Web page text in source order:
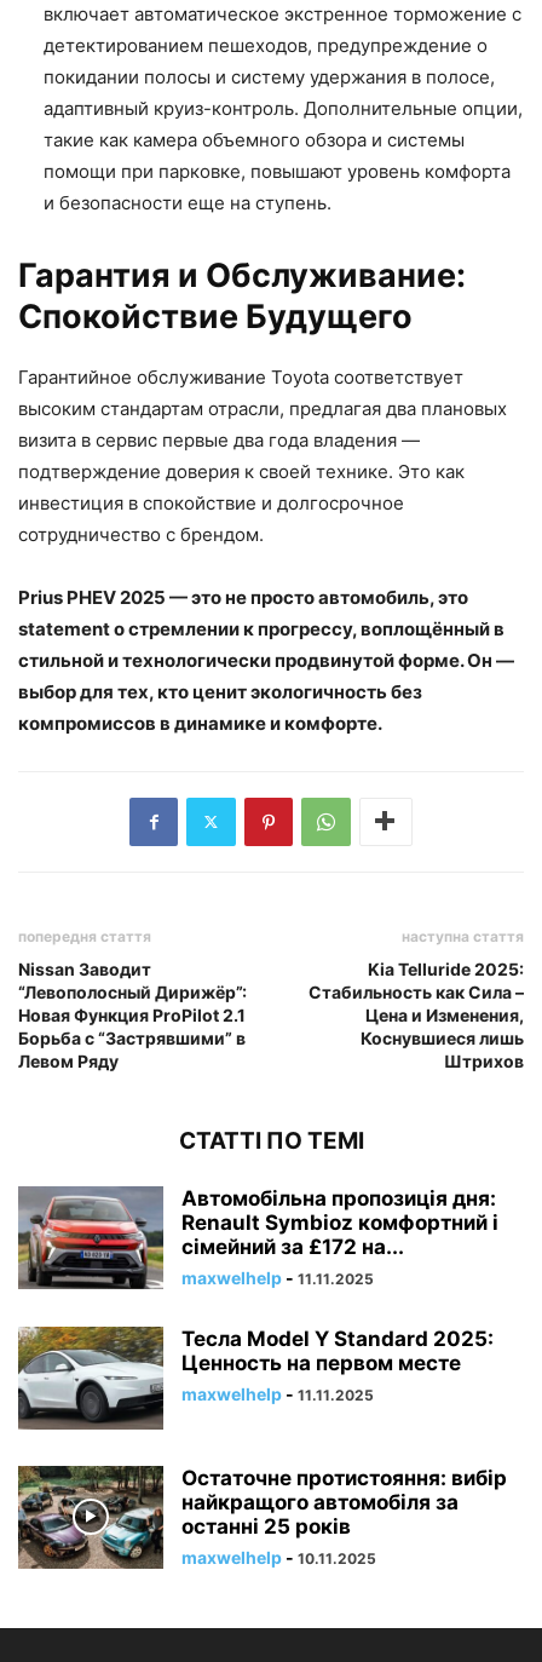
включает автоматическое экстренное торможение с
детектированием пешеходов, предупреждение о
покидании полосы и систему удержания в полосе,
адаптивный круиз-контроль. Дополнительные опции,
такие как камера объемного обзора и системы
помощи при парковке, повышают уровень комфорта
и безопасности еще на ступень.
Гарантия и Обслуживание:
Спокойствие Будущего
Гарантийное обслуживание Toyota соответствует
высоким стандартам отрасли, предлагая два плановых
визита в сервис первые два года владения —
подтверждение доверия к своей технике. Это как
инвестиция в спокойствие и долгосрочное
сотрудничество с брендом.
Prius PHEV 2025 — это не просто автомобиль, это
statement о стремлении к прогрессу, воплощённый в
стильной и технологически продвинутой форме. Он —
выбор для тех, кто ценит экологичность без
компромиссов в динамике и комфорте.
попередня стаття
Nissan Заводит
“Левополосный Дирижёр”:
Новая Функция ProPilot 2.1
Борьба с “Застрявшими” в
Левом Ряду
наступна стаття
Kia Telluride 2025:
Стабильность как Сила –
Цена и Изменения,
Коснувшиеся лишь
Штрихов
СТАТТІ ПО ТЕМІ
Автомобільна пропозиція дня:
Renault Symbioz комфортний і
сімейний за £172 на...
maxwelhelp - 11.11.2025
Тесла Model Y Standard 2025:
Ценность на первом месте
maxwelhelp - 11.11.2025
Остаточне протистояння: вибір
найкращого автомобіля за
останні 25 років
maxwelhelp - 10.11.2025